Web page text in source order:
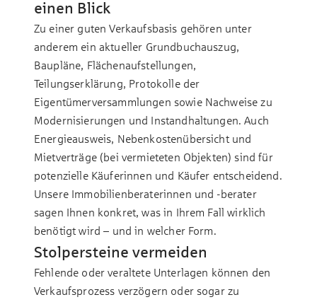
einen Blick
Zu einer guten Verkaufsbasis gehören unter
anderem ein aktueller Grundbuchauszug,
Baupläne, Flächenaufstellungen,
Teilungserklärung, Protokolle der
Eigentümerversammlungen sowie Nachweise zu
Modernisierungen und Instandhaltungen. Auch
Energieausweis, Nebenkostenübersicht und
Mietverträge (bei vermieteten Objekten) sind für
potenzielle Käuferinnen und Käufer entscheidend.
Unsere Immobilienberaterinnen und -berater
sagen Ihnen konkret, was in Ihrem Fall wirklich
benötigt wird – und in welcher Form.
Stolpersteine vermeiden
Fehlende oder veraltete Unterlagen können den
Verkaufsprozess verzögern oder sogar zu